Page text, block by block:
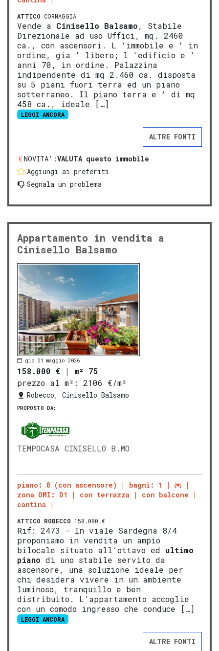
ATTICO CORNAGGIA
Vende a Cinisello Balsamo, Stabile
Direzionale ad uso Uffici, mq. 2460
ca., con ascensori. L 'immobile e ' in
ordine, gia ' libero; l 'edificio e '
anni 70, in ordine. Palazzina
indipendente di mq 2.460 ca. disposta
su 5 piani fuori terra ed un piano
sotterraneo. Il piano terra e ' di mq
458 ca., ideale […]
LEGGI ANCORA
ALTRE FONTI
NOVITA':VALUTA questo immobile
Aggiungi ai preferiti
Segnala un problema
Appartamento in vendita a
Cinisello Balsamo
gio 21 maggio 2026
158.000 € | m² 75
prezzo al m²:
2106 €/m²
Robecco, Cinisello Balsamo
PROPOSTO DA:
TEMPOCASA CINISELLO B.MO
piano: 8 (con ascensore)
bagni: 1
zona OMI: D1
con terrazza
con balcone
cantina
ATTICO ROBECCO 158.000 €
Rif: 2473 - In viale Sardegna 8/4
proponiamo in vendita un ampio
bilocale situato all’ottavo ed ultimo
piano di uno stabile servito da
ascensore, una soluzione ideale per
chi desidera vivere in un ambiente
luminoso, tranquillo e ben
distribuito. L’appartamento accoglie
con un comodo ingresso che conduce […]
LEGGI ANCORA
ALTRE FONTI